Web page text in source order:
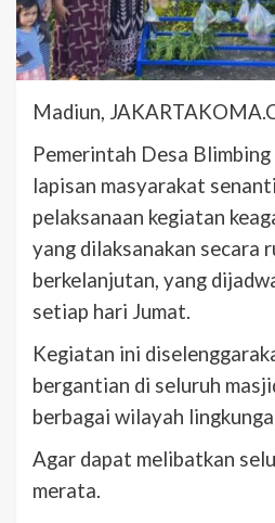
Madiun,
Pemerintah Desa
lapisan masyarakat
pelaksanaan kegiatan
yang dilaksanakan secara
berkelanjutan, yang
setiap hari Jumat.
Kegiatan ini
bergantian di seluruh
berbagai wilayah
Agar dapat melibatkan
merata.